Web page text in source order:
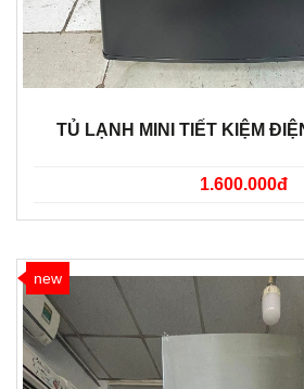
TỦ LẠNH MINI TIẾT KIỆM
1.600.000đ
new